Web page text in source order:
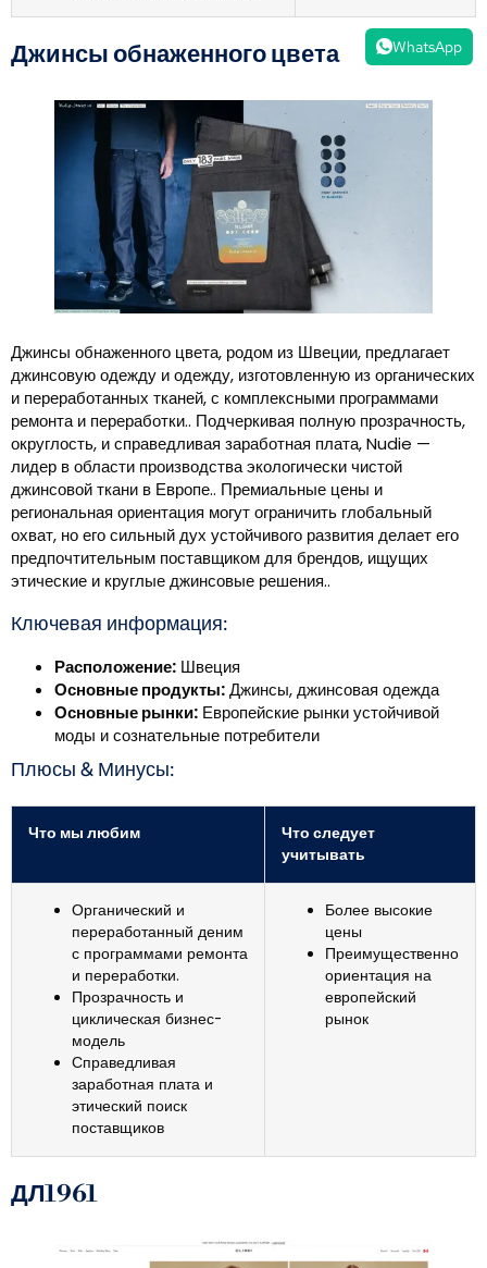
Джинсы обнаженного цвета
Джинсы обнаженного цвета, родом из Швеции, предлагает
джинсовую одежду и одежду, изготовленную из органических
и переработанных тканей, с комплексными программами
ремонта и переработки.. Подчеркивая полную прозрачность,
округлость, и справедливая заработная плата, Nudie —
лидер в области производства экологически чистой
джинсовой ткани в Европе.. Премиальные цены и
региональная ориентация могут ограничить глобальный
охват, но его сильный дух устойчивого развития делает его
предпочтительным поставщиком для брендов, ищущих
этические и круглые джинсовые решения..
Ключевая информация:
Расположение: Швеция
Основные продукты:Джинсы, джинсовая одежда
Основные рынки: Европейские рынки устойчивой
моды и сознательные потребители
Плюсы & Минусы:
Что мы любим
Что следует
учитывать
Органический и
переработанный деним
с программами ремонта
и переработки.
Прозрачность и
циклическая бизнес-
модель
Справедливая
заработная плата и
этический поиск
поставщиков
Более высокие
цены
Преимущественно
ориентация на
европейский
рынок
ДЛ1961
WhatsApp